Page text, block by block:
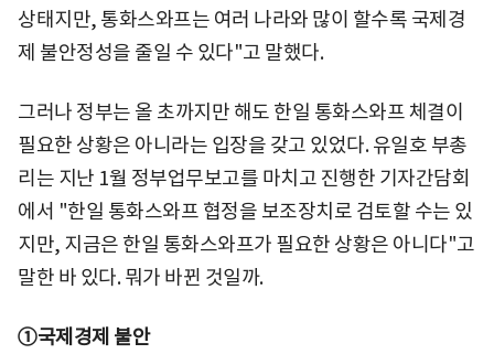
상태지만, 통화스와프는 여러 나라와 많이 할수록 국제경
제 불안정성을 줄일 수 있다"고 말했다.
그러나 정부는 올 초까지만 해도 한일 통화스와프 체결이
필요한 상황은 아니라는 입장을 갖고 있었다. 유일호 부총
리는 지난 1월 정부업무보고를 마치고 진행한 기자간담회
에서 "한일 통화스와프 협정을 보조장치로 검토할 수는 있
지만, 지금은 한일 통화스와프가 필요한 상황은 아니다"고
말한 바 있다. 뭐가 바뀐 것일까.
①국제경제 불안